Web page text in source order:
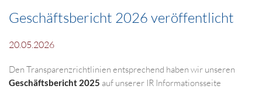
Geschäftsbericht 2026 veröffentlicht
20.05.2026
Den Transparenzrichtlinien entsprechend haben wir unseren
Geschäftsbericht 2025 auf unserer IR Informationsseite